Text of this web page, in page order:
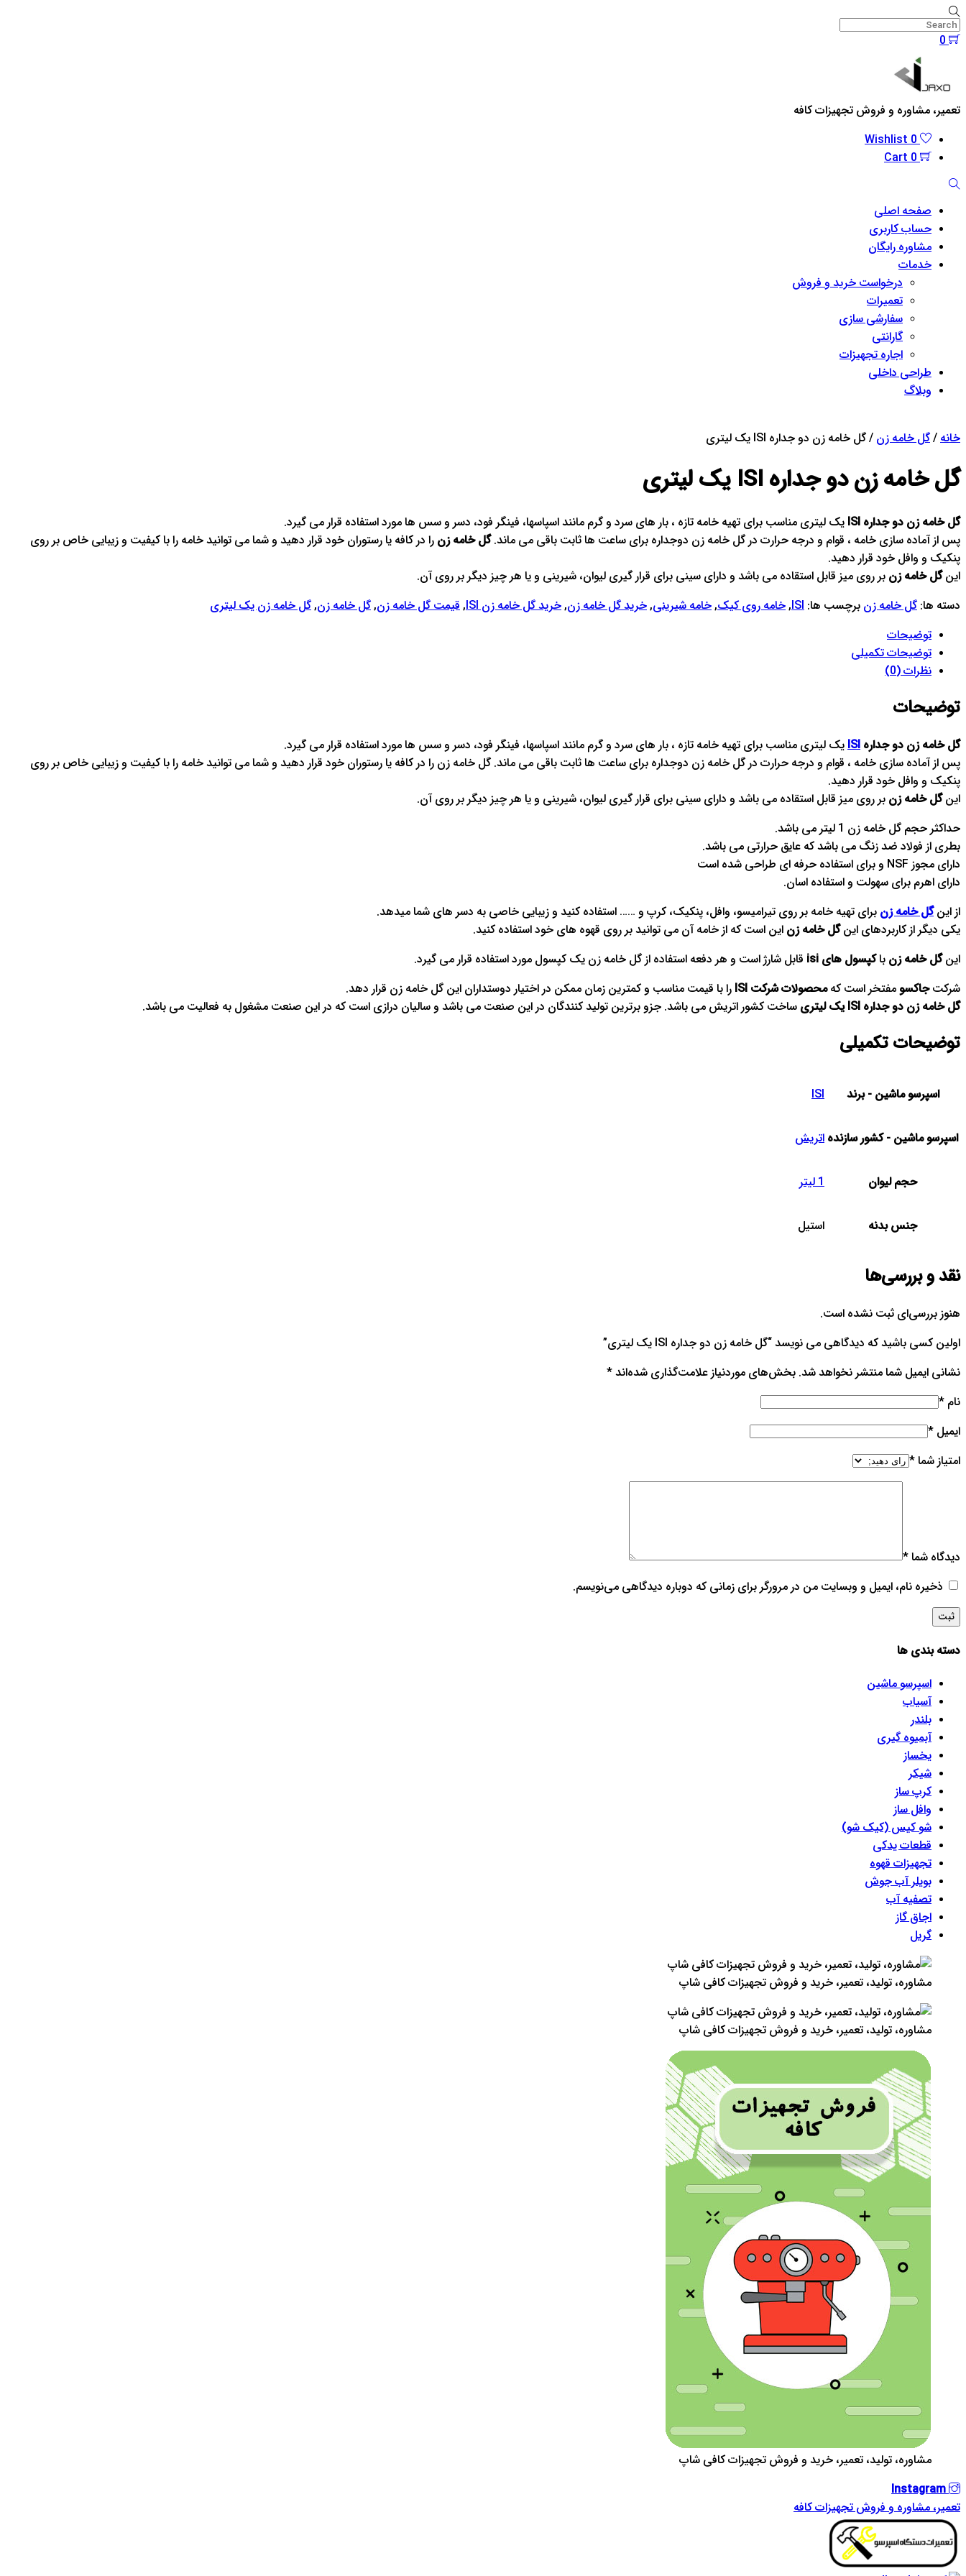
Skip
to
content
0
تعمیر، مشاوره و فروش تجهیزات کافه
0
Wishlist
0
Cart
Search
صفحه اصلی
حساب کاربری
مشاوره رایگان
خدمات
درخواست خرید و فروش
تعمیرات
سفارشی سازی
گارانتی
اجاره تجهیزات
طراحی داخلی
وبلاگ
Menu
خانه / گل خامه زن / گل خامه زن دو جداره ISI یک لیتری
گل خامه زن دو جداره ISI یک لیتری
گل خامه زن دو جداره ISI
یک لیتری مناسب برای تهیه خامه تازه ، بار های سرد و گرم مانند اسپاسها، فینگر فود، دسر و سس ها مورد استفاده قرار می گیرد.
پس از آماده سازی خامه ، قوام و درجه حرارت در گل خامه زن دوجداره برای ساعت ها ثابت باقی می ماند.گل خامه زن را در کافه یا رستوران خود قرار دهید و شما می توانید خامه را با کیفیت و زیبایی خاص بر روی
پنکیک و وافل خود قرار دهید.
اینگل خامه زن بر روی میز قابل استقاده می باشد و دارای سینی برای قرار گیری لیوان، شیرینی و یا هر چیز دیگر بر روی آن.
دسته ها: گل خامه زن برچسب ها: ISI
, خامه روی کیک, خامه شیرینی, خرید گل خامه زن, خرید گل خامه زن ISI , قیمت گل خامه زن, گل خامه زن, گل خامه زن یک لیتری
توضیحات
توضیحات تکمیلی
نظرات (0)
توضیحات
گل خامه زن دو جداره ISI یک لیتری مناسب برای تهیه خامه تازه ، بار های سرد و گرم مانند اسپاسها، فینگر فود، دسر و سس ها مورد استفاده قرار می گیرد.
پس از آماده سازی خامه ، قوام و درجه حرارت در گل خامه زن دوجداره برای ساعت ها ثابت باقی می ماند. گل خامه زن را در کافه یا رستوران خود قرار دهید و شما می توانید خامه را با کیفیت و زیبایی خاص بر روی
پنکیک و وافل خود قرار دهید.
اینگل خامه زن بر روی میز قابل استقاده می باشد و دارای سینی برای قرار گیری لیوان، شیرینی و یا هر چیز دیگر بر روی آن.
حداکثر حجم گل خامه زن 1 لیتر می باشد.
بطری از فولاد ضد زنگ می باشد که عایق حرارتی می باشد.
دارای مجوز NSF و برای استفاده حرفه ای طراحی شده است
دارای اهرم برای سهولت و استفاده اسان.
از اینگل خامه زن برای تهیه خامه بر روی تیرامیسو، وافل، پنکیک، کرپ و …… استفاده کنید و زیبایی خاصی به دسر های شما میدهد.
یکی دیگر از کاربردهای اینگل خامه زن این است که از خامه آن می توانید بر روی قهوه های خود استفاده کنید.
اینگل خامه زن باکپسول های isi قابل شارژ است و هر دفعه استفاده از گل خامه زن یک کپسول مورد استفاده قرار می گیرد.
شرکتجاکسو مفتخر است کهمحصولات شرکت ISI
را با قیمت مناسب و کمترین زمان ممکن در اختیار دوستداران این گل خامه زن قرار دهد.
گل خامه زن دو جداره ISI یک لیتری
ساخت کشور اتریش می باشد. جزو برترین تولید کنندگان در این صنعت می باشد و سالیان درازی است که در این صنعت مشغول به فعالیت می باشد.
توضیحات تکمیلی
اسپرسو ماشین - برند ISI
اسپرسو ماشین - کشور سازنده اتریش
حجم لیوان 1 لیتر
جنس بدنه استیل
نقد و بررسی‌ها
هنوز بررسی‌ای ثبت نشده است.
اولین کسی باشید که دیدگاهی می نویسد “گل خامه زن دو جداره ISI یک لیتری”
نشانی ایمیل شما منتشر نخواهد شد. بخش‌های موردنیاز علامت‌گذاری شده‌اند *
نام *
ایمیل *
امتیاز شما *
دیدگاه شما *
ذخیره نام، ایمیل و وبسایت من در مرورگر برای زمانی که دوباره دیدگاهی می‌نویسم.
دسته بندی ها
اسپرسو‌ ماشین
آسیاب
بلندر
آبمیوه گیری
یخساز
شیکر
کرپ ساز
وافل ساز
شو کیس (کیک شو)
قطعات یدکی
تجهیزات قهوه
بویلر آب جوش
تصفیه آب
اجاق گاز
گریل
مشاوره، تولید، تعمیر، خرید و فروش تجهیزات کافی شاپ
مشاوره، تولید، تعمیر، خرید و فروش تجهیزات کافی شاپ
مشاوره، تولید، تعمیر، خرید و فروش تجهیزات کافی شاپ
Instagram
تعمیر، مشاوره و فروش تجهیزات کافه